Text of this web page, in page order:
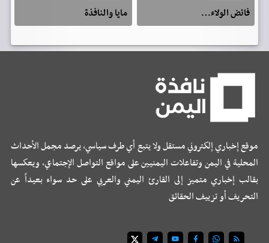
فائض الولاء…
مايا والنافذة
موقع إخباري إلكتروني مستقل ولا يتبع أي طرف سياسي، يرصد مجمل الأحداث
المحلية في اليمن وتفاعلات اليمنيين على مواقع التواصل الإجتماعي، ويعكسها
بقالب إخباري متميز إلى القارئ اليمني والعربي على حد سواء بعيداً عن
التحريف أو تزييف الحقائق